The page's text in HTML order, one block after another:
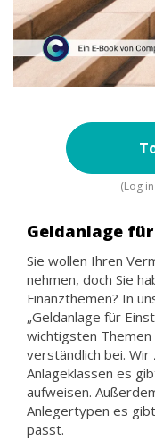
(Log
Geldanlage
Sie wollen Ihren
nehmen, doch Sie
Finanzthemen? In
„Geldanlage für
wichtigsten Themen
verständlich bei.
Anlageklassen es
aufweisen.
Anlegertypen es
passt.